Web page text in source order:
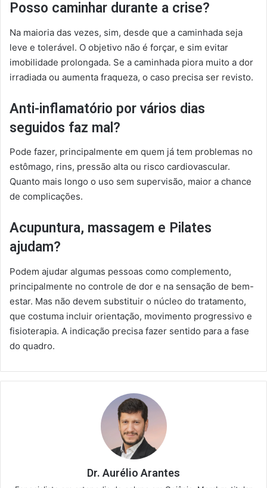
Posso caminhar durante a crise?
Na maioria das vezes, sim, desde que a caminhada seja
leve e tolerável. O objetivo não é forçar, e sim evitar
imobilidade prolongada. Se a caminhada piora muito a dor
irradiada ou aumenta fraqueza, o caso precisa ser revisto.
Anti-inflamatório por vários dias
seguidos faz mal?
Pode fazer, principalmente em quem já tem problemas no
estômago, rins, pressão alta ou risco cardiovascular.
Quanto mais longo o uso sem supervisão, maior a chance
de complicações.
Acupuntura, massagem e Pilates
ajudam?
Podem ajudar algumas pessoas como complemento,
principalmente no controle de dor e na sensação de bem-
estar. Mas não devem substituir o núcleo do tratamento,
que costuma incluir orientação, movimento progressivo e
fisioterapia. A indicação precisa fazer sentido para a fase
do quadro.
Dr. Aurélio Arantes